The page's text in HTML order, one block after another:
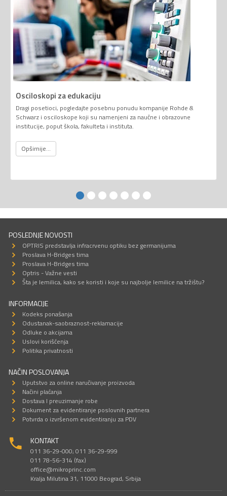
Osciloskopi za edukaciju
Dragi posetioci, pogledajte posebnu ponudu kompanije Rohde &
Schwarz i osciloskope koji su namenjeni za naučne i obrazovne
institucije, poput škola, fakulteta i instituta.
Opširnije...
POSLEDNJE NOVOSTI
OPTRIS predstavlja infracrvenu optiku bez germanijuma
Proslava H-Bridges tima
Proslava H-Bridges tima
Optris - Važne vesti
Šta je lemilica, kako se koristi i koje su najbolje lemilice na tržištu?
INFORMACIJE
Kodeks ponašanja
Odustanak-saobraznost-reklamacije
Odluke o akcijama
Uslovi korišćenja
Politika privatnosti
NAČIN POSLOVANJA
Uputstvo za online naručivanje proizvoda
Načini plaćanja
Dostava I preuzimanje robe
Dokument za evidentiranje poslovnih partnera
Potvrda o izvršenom evidentiranju za PDV
KONTAKT
011 36-29-000; 011 36-29-999
011 78-56-314 (fax)
office@mikroprinc.com
Kralja Milutina 31, 11000 Beograd, Srbija